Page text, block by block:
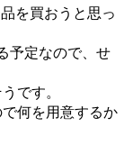
を買おうと思っ
予定なので、せ
です。
何を用意するか